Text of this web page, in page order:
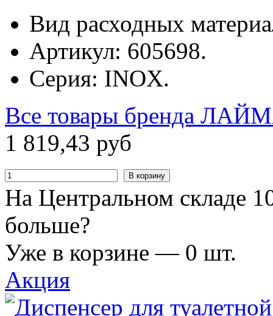
Вид расходных
Артикул: 605698.
Серия: INOX.
Все товары бренда
1 819,43 руб
В корзину
На Центральном складе
больше?
Уже в корзине — 0 шт.
Акция